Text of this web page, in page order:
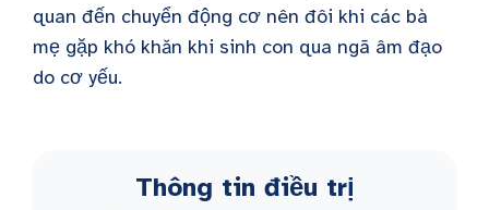
quan đến chuyển động cơ nên đôi khi các bà
mẹ gặp khó khăn khi sinh con qua ngã âm đạo
do cơ yếu.
Thông tin điều trị